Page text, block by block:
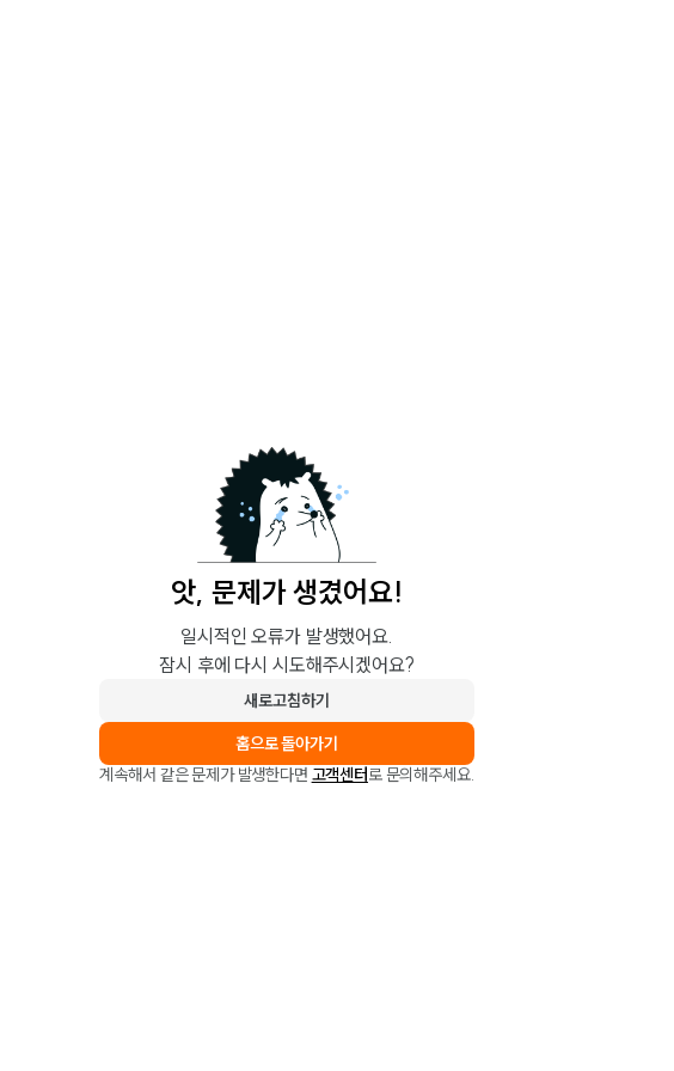
앗, 문제가 생겼어요!
일시적인 오류가 발생했어요.
잠시 후에 다시 시도해주시겠어요?
새로고침하기
홈으로 돌아가기
계속해서 같은 문제가 발생한다면 고객센터로 문의해주세요.